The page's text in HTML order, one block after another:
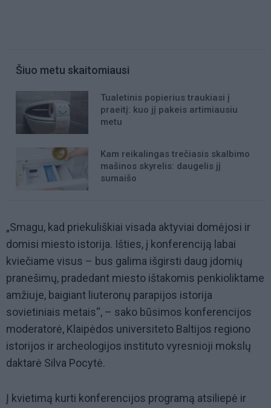
Šiuo metu skaitomiausi
Tualetinis popierius traukiasi į
praeitį: kuo jį pakeis artimiausiu
metu
Kam reikalingas trečiasis skalbimo
mašinos skyrelis: daugelis jį
sumaišo
„Smagu, kad priekuliškiai visada aktyviai domėjosi ir
domisi miesto istorija. Išties, į konferenciją labai
kviečiame visus – bus galima išgirsti daug įdomių
pranešimų, pradedant miesto ištakomis penkioliktame
amžiuje, baigiant liuteronų parapijos istorija
sovietiniais metais“, – sako būsimos konferencijos
moderatorė, Klaipėdos universiteto Baltijos regiono
istorijos ir archeologijos instituto vyresnioji mokslų
daktarė Silva Pocytė.
Į kvietimą kurti konferencijos programą atsiliepė ir